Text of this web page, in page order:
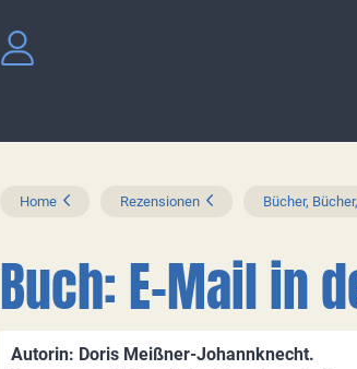
Home Rezensionen Bücher,
Buch: E-Mail in
Autorin: Doris Meißner-Johannknecht.